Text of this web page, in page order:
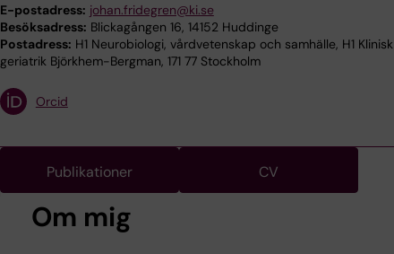
E-postadress: johan.fridegren@ki.se
Besöksadress: Blickagången 16, 14152 Huddinge
Postadress: H1 Neurobiologi, vårdvetenskap och samhälle, H1 Klinisk
geriatrik Björkhem-Bergman, 171 77 Stockholm
Orcid
Publikationer CV
Om mig